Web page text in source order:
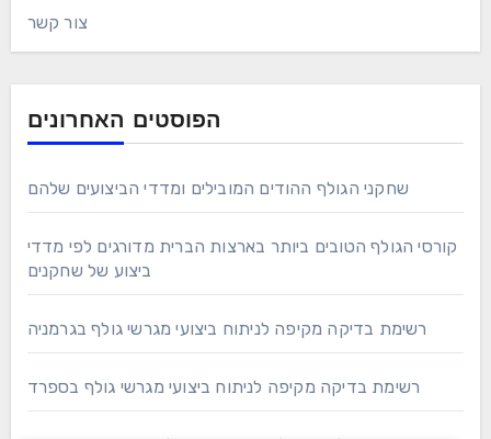
צור קשר
הפוסטים האחרונים
שחקני הגולף ההודים המובילים ומדדי הביצועים שלהם
קורסי הגולף הטובים ביותר בארצות הברית מדורגים לפי מדדי
ביצוע של שחקנים
רשימת בדיקה מקיפה לניתוח ביצועי מגרשי גולף בגרמניה
רשימת בדיקה מקיפה לניתוח ביצועי מגרשי גולף בספרד